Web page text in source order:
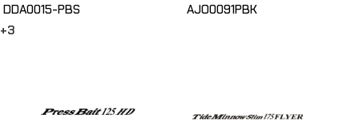
DDA0015-PBS
+3
AJO0091PBK